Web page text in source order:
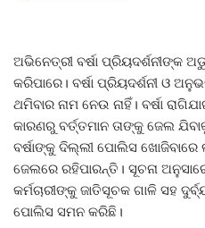
ଅଭିନେତ୍ରୀ ବର୍ଷା ପ୍ରିୟଦର୍ଶନୀଙ୍କ
କରିପାରେ। ବର୍ଷା ପ୍ରିୟଦର୍ଶନୀ ଓ
ଥମିବାର ନାମ ନେଉ ନାହିଁ। ବର୍ଷା
କାରଣରୁ ବର୍ତ୍ତମାନ ତାଙ୍କୁ ଜେଲ
ବର୍ଷାଙ୍କୁ ଦିଲ୍ଲୀ ପୋଲିସ ଖୋଜିବାରେ
ଜେଲରେ ରହିପାରନ୍ତି। ସୂଚନା
କର୍ମଚାରୀଙ୍କୁ ଜାତିସୂଚକ ଗାଳି ସହ
ପୋଲିସ ସମନ କରିଛି।